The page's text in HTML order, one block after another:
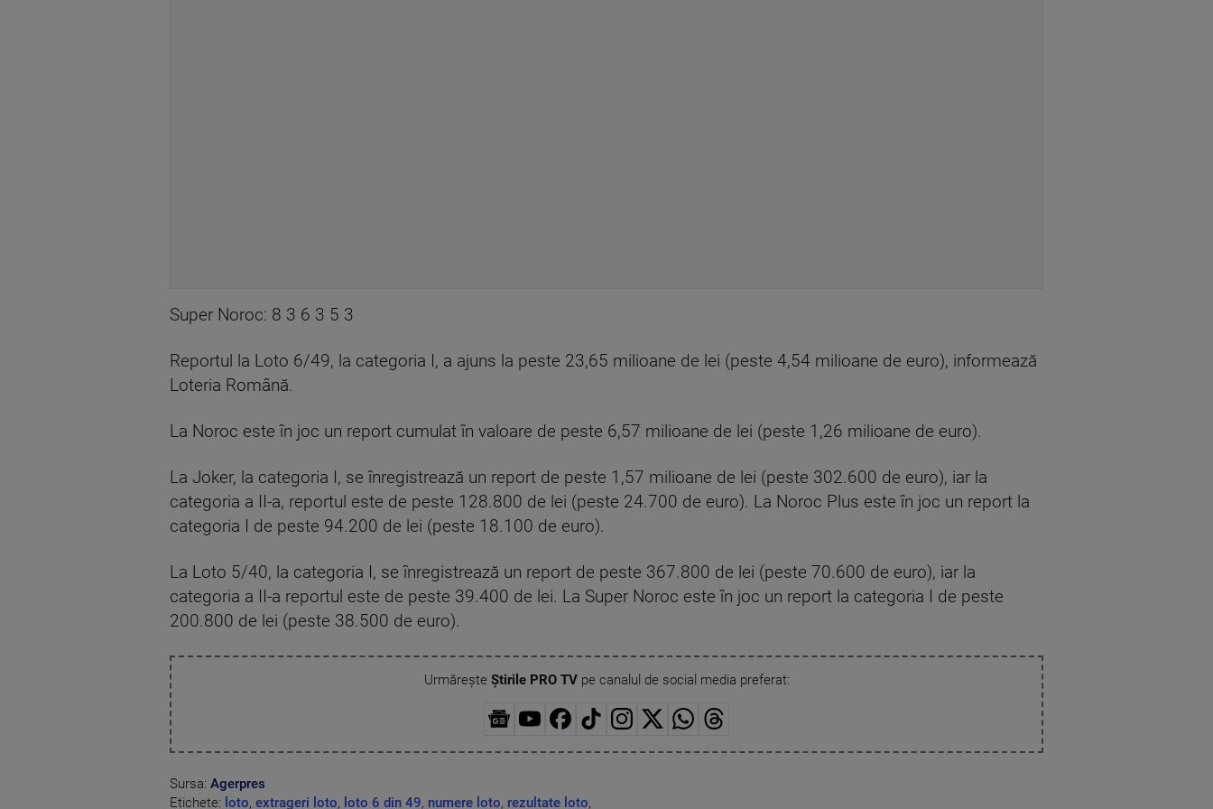
Super Noroc: 8 3 6 3 5 3
Reportul la Loto 6/49, la categoria I, a ajuns la peste 23,65 milioane de lei (peste 4,54 milioane de euro), informează
Loteria Română.
La Noroc este în joc un report cumulat în valoare de peste 6,57 milioane de lei (peste 1,26 milioane de euro).
La Joker, la categoria I, se înregistrează un report de peste 1,57 milioane de lei (peste 302.600 de euro), iar la
categoria a II-a, reportul este de peste 128.800 de lei (peste 24.700 de euro). La Noroc Plus este în joc un report la
categoria I de peste 94.200 de lei (peste 18.100 de euro).
La Loto 5/40, la categoria I, se înregistrează un report de peste 367.800 de lei (peste 70.600 de euro), iar la
categoria a II-a reportul este de peste 39.400 de lei. La Super Noroc este în joc un report la categoria I de peste
200.800 de lei (peste 38.500 de euro).
Urmărește Știrile PRO TVpe canalul de social media preferat:
Sursa: Agerpres
Etichete: loto, extrageri loto, loto 6 din 49, numere loto, rezultate loto,